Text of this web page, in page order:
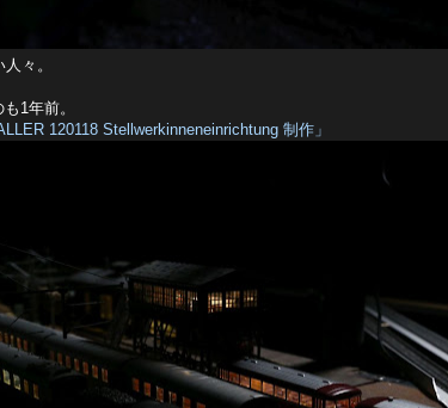
々。
1年前。
120118 Stellwerkinneneinrichtung 制作」